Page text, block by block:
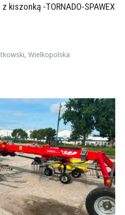
kiszonką -TORNADO-SPAWEX
Wielkopolska